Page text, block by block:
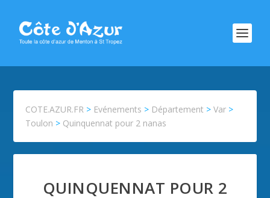
COTE.AZUR.FR > Evénements > Département >Var >
Toulon > Quinquennat pour 2 nanas
QUINQUENNAT POUR 2